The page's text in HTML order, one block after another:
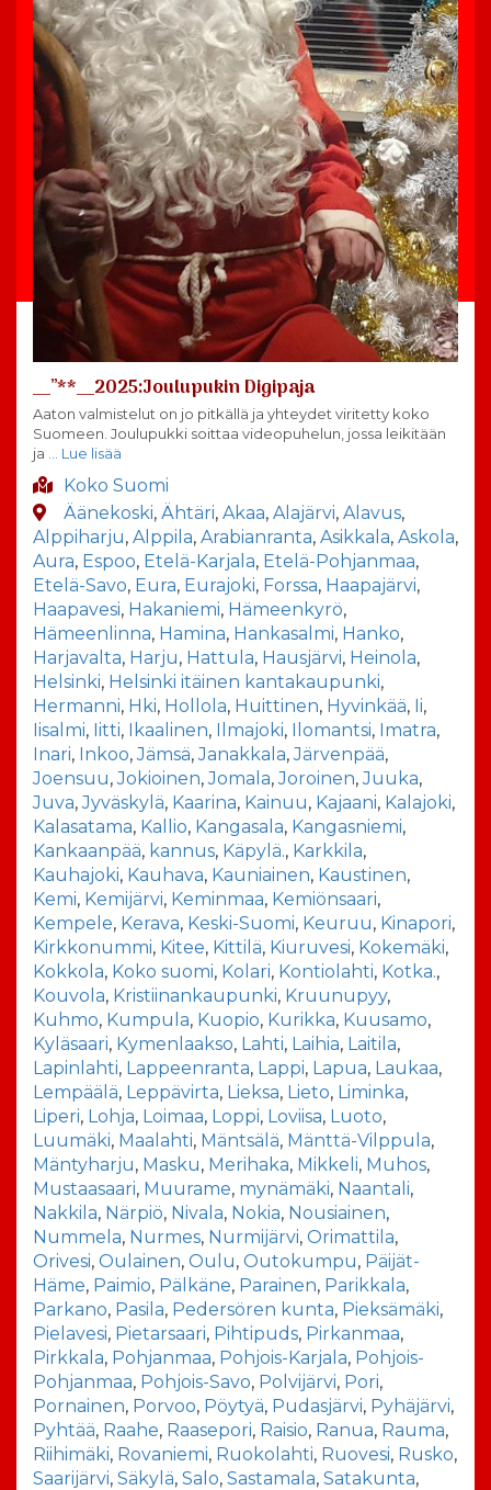
__”**__2025:Joulupukin Digipaja
Aaton valmistelut on jo pitkällä ja yhteydet viritetty koko
Suomeen. Joulupukki soittaa videopuhelun, jossa leikitään
ja … Lue lisää
Koko Suomi
Äänekoski, Ähtäri, Akaa, Alajärvi, Alavus,
Alppiharju, Alppila, Arabianranta, Asikkala, Askola,
Aura, Espoo, Etelä-Karjala, Etelä-Pohjanmaa,
Etelä-Savo, Eura, Eurajoki, Forssa, Haapajärvi,
Haapavesi, Hakaniemi, Hämeenkyrö,
Hämeenlinna, Hamina, Hankasalmi, Hanko,
Harjavalta, Harju, Hattula, Hausjärvi, Heinola,
Helsinki, Helsinki itäinen kantakaupunki,
Hermanni, Hki, Hollola, Huittinen, Hyvinkää, Ii,
Iisalmi, Iitti, Ikaalinen, Ilmajoki, Ilomantsi, Imatra,
Inari, Inkoo,Jämsä,Janakkala,Järvenpää,
Joensuu,Jokioinen,Jomala,Joroinen,Juuka,
Juva,Jyväskylä, Kaarina, Kainuu, Kajaani, Kalajoki,
Kalasatama, Kallio, Kangasala, Kangasniemi,
Kankaanpää, kannus, Käpylä., Karkkila,
Kauhajoki, Kauhava, Kauniainen, Kaustinen,
Kemi, Kemijärvi, Keminmaa, Kemiönsaari,
Kempele, Kerava, Keski-Suomi, Keuruu, Kinapori,
Kirkkonummi, Kitee, Kittilä, Kiuruvesi, Kokemäki,
Kokkola, Koko suomi, Kolari, Kontiolahti, Kotka.,
Kouvola, Kristiinankaupunki, Kruunupyy,
Kuhmo, Kumpula, Kuopio, Kurikka, Kuusamo,
Kyläsaari, Kymenlaakso, Lahti, Laihia, Laitila,
Lapinlahti, Lappeenranta, Lappi, Lapua, Laukaa,
Lempäälä, Leppävirta, Lieksa, Lieto, Liminka,
Liperi, Lohja, Loimaa, Loppi, Loviisa, Luoto,
Luumäki, Maalahti, Mäntsälä, Mänttä-Vilppula,
Mäntyharju, Masku, Merihaka, Mikkeli, Muhos,
Mustaasaari, Muurame, mynämäki, Naantali,
Nakkila, Närpiö, Nivala, Nokia, Nousiainen,
Nummela, Nurmes, Nurmijärvi, Orimattila,
Orivesi, Oulainen, Oulu, Outokumpu, Päijät-
Häme, Paimio, Pälkäne, Parainen, Parikkala,
Parkano, Pasila, Pedersören kunta, Pieksämäki,
Pielavesi, Pietarsaari, Pihtipuds, Pirkanmaa,
Pirkkala, Pohjanmaa, Pohjois-Karjala, Pohjois-
Pohjanmaa, Pohjois-Savo, Polvijärvi, Pori,
Pornainen, Porvoo, Pöytyä, Pudasjärvi, Pyhäjärvi,
Pyhtää, Raahe, Raasepori, Raisio, Ranua, Rauma,
Riihimäki, Rovaniemi, Ruokolahti, Ruovesi, Rusko,
Saarijärvi, Säkylä, Salo, Sastamala, Satakunta,